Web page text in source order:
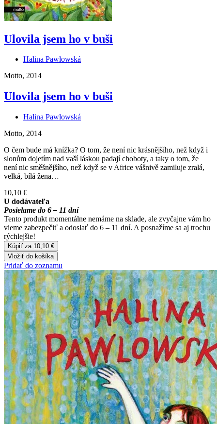
Ulovila jsem ho v buši
Halina Pawlowská
Motto, 2014
Ulovila jsem ho v buši
Halina Pawlowská
Motto, 2014
O čem bude má knížka? O tom, že není nic krásnějšího, než když i
slonům dojetím nad vaší láskou padají choboty, a taky o tom, že
není nic směšnějšího, než když se v Africe vášnivě zamiluje zralá,
velká, bílá žena…
10,10 €
U dodávateľa
Posielame do 6 – 11 dní
Tento produkt momentálne nemáme na sklade, ale zvyčajne vám ho
vieme zabezpečiť a odoslať do 6 – 11 dní. A posnažíme sa aj trochu
rýchlejšie!
Kúpiť za 10,10 €
Vložiť do košíka
Pridať do zoznamu